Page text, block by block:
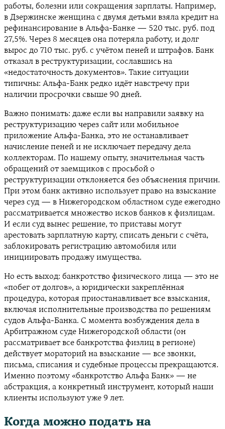
работы, болезни или сокращения зарплаты. Например,
в Дзержинске женщина с двумя детьми взяла кредит на
рефинансирование в Альфа-Банке — 520 тыс. руб. под
27,5%. Через 8 месяцев она потеряла работу, и долг
вырос до 710 тыс. руб. с учётом пеней и штрафов. Банк
отказал в реструктуризации, сославшись на
«недостаточность документов». Такие ситуации
типичны: Альфа-Банк редко идёт навстречу при
наличии просрочки свыше 90 дней.
Важно понимать: даже если вы направили заявку на
реструктуризацию через сайт или мобильное
приложение Альфа-Банка, это не останавливает
начисление пеней и не исключает передачу дела
коллекторам. По нашему опыту, значительная часть
обращений от заемщиков с просьбой о
реструктуризации отклоняется без объяснения причин.
При этом банк активно использует право на взыскание
через суд — в Нижегородском областном суде ежегодно
рассматривается множество исков банков к физлицам.
И если суд вынес решение, то приставы могут
арестовать зарплатную карту, списать деньги с счёта,
заблокировать регистрацию автомобиля или
инициировать продажу имущества.
Но есть выход: банкротство физического лица — это не
«побег от долгов», а юридически закреплённая
процедура, которая приостанавливает все взыскания,
включая исполнительные производства по решениям
судов Альфа-Банка. С момента возбуждения дела в
Арбитражном суде Нижегородской области (он
рассматривает все банкротства физлиц в регионе)
действует мораторий на взыскание — все звонки,
письма, списания и судебные процессы прекращаются.
Именно поэтому «банкротство Альфа Банк» — не
абстракция, а конкретный инструмент, который наши
клиенты используют уже 9 лет.
Когда можно подать на